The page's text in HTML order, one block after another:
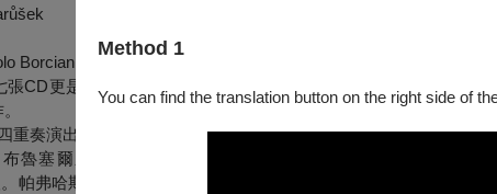
Method 1
You can find the translation button on the right side of
Borciani大賽首獎之後，帕弗哈斯四重奏儼然成為當今最受矚目
CD更是張張獲獎。帕弗哈斯四重奏成立於布拉格，師事史坎帕
重奏演出一系列波西米亞風的曲目，他們挖掘許多罕見而精彩的
魯塞爾新藝術廳等地演出，與他們一起合作演出的音樂家包
。帕弗哈斯四重奏受邀成為2015年波登湖音樂節的駐地藝術家，